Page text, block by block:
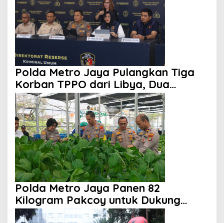
Polda Metro Jaya Pulangkan Tiga
Korban TPPO dari Libya, Dua
Tersangka Telah Ditetapkan
Polda Metro Jaya Panen 82
Kilogram Pakcoy untuk Dukung
Program Makan Bergizi Gratis